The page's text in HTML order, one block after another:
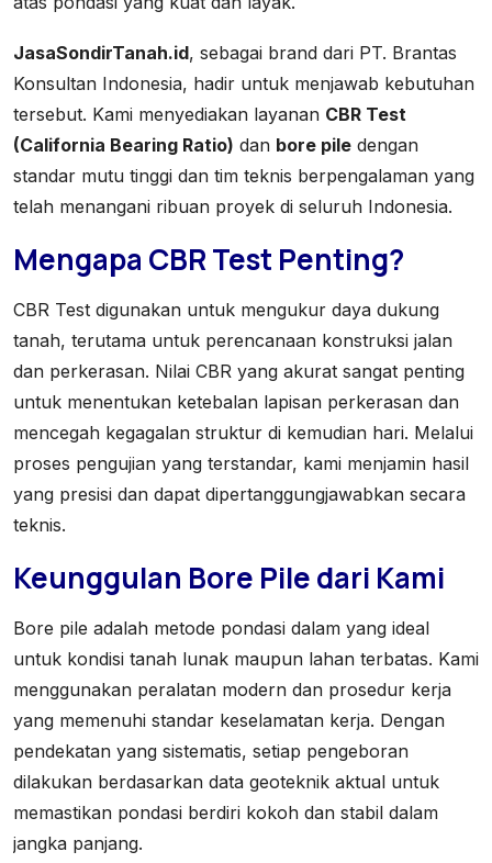
JasaSondirTanah.id, sebagai brand dari PT. Brantas
Konsultan Indonesia, hadir untuk menjawab kebutuhan
tersebut. Kami menyediakan layanan CBR Test
(California Bearing Ratio) dan bore pile dengan
standar mutu tinggi dan tim teknis berpengalaman yang
telah menangani ribuan proyek di seluruh Indonesia.
Mengapa CBR Test Penting?
CBR Test digunakan untuk mengukur daya dukung
tanah, terutama untuk perencanaan konstruksi jalan
dan perkerasan. Nilai CBR yang akurat sangat penting
untuk menentukan ketebalan lapisan perkerasan dan
mencegah kegagalan struktur di kemudian hari. Melalui
proses pengujian yang terstandar, kami menjamin hasil
yang presisi dan dapat dipertanggungjawabkan secara
teknis.
Keunggulan Bore Pile dari Kami
Bore pile adalah metode pondasi dalam yang ideal
untuk kondisi tanah lunak maupun lahan terbatas. Kami
menggunakan peralatan modern dan prosedur kerja
yang memenuhi standar keselamatan kerja. Dengan
pendekatan yang sistematis, setiap pengeboran
dilakukan berdasarkan data geoteknik aktual untuk
memastikan pondasi berdiri kokoh dan stabil dalam
jangka panjang.